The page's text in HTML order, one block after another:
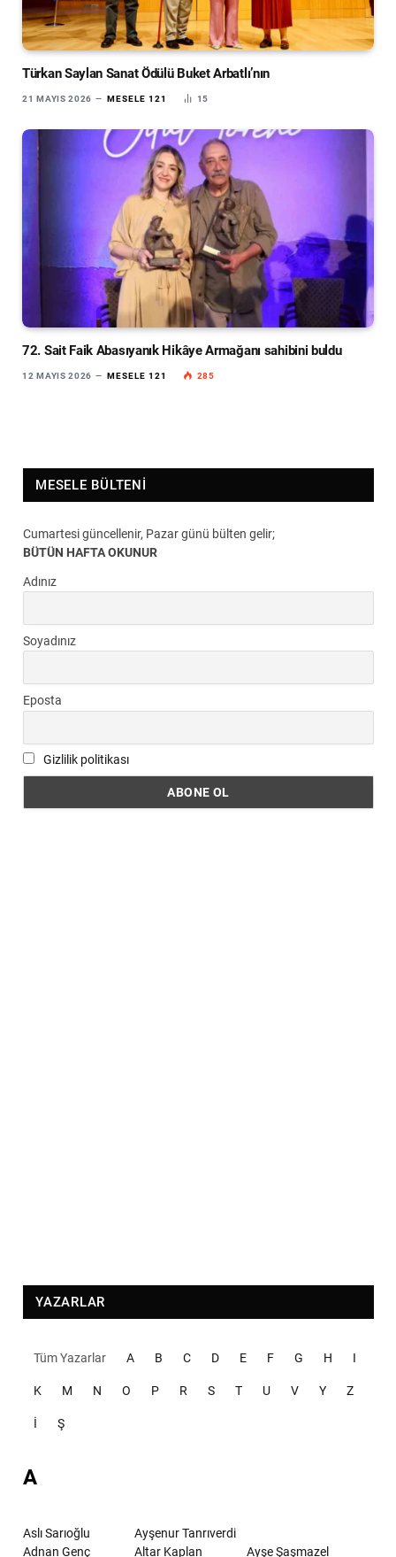
Türkan Saylan Sanat Ödülü Buket Arbatlı’nın
21 MAYIS 2026 MESELE 121 15
72. Sait Faik Abasıyanık Hikâye Armağanı sahibini buldu
12 MAYIS 2026 MESELE 121 285
MESELE BÜLTENI
Cumartesi güncellenir, Pazar günü bülten gelir;
BÜTÜN HAFTA OKUNUR
Adınız
Soyadınız
Eposta
Gizlilik politikası
YAZARLAR
Tüm Yazarlar A B C D E F G H I
K M N O P R S T U V Y Z
İ Ş
A
Aslı Sarıoğlu
Ayşenur Tanrıverdi
Adnan Genç
Altar Kaplan Ayşe Şaşmazel